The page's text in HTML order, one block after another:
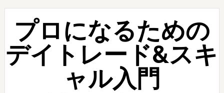
Skip
primary
navigation
Skip
contentプロになるための
デイトレード&スキ
ャル入門